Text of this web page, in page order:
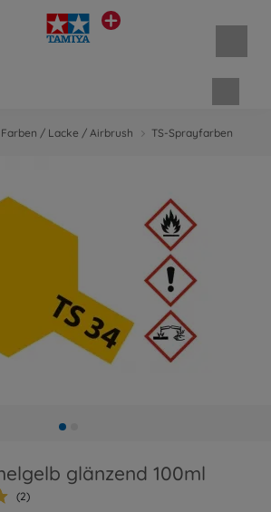
Farben / Lacke / Airbrush TS-Sprayfarben
glänzend 100ml
(2)